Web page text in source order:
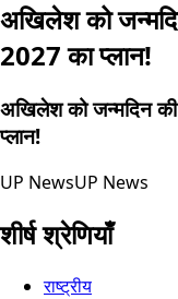
अखिलेश को
2027 का प्लान!
अखिलेश को जन्मदिन की
प्लान!
UP NewsUP News
शीर्ष श्रेणियाँ
राष्ट्रीय